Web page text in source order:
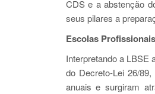
CDS e a abstenção
seus pilares a
Escolas
Interpretando a LBSE
do Decreto-Lei 26/
anuais e surgiram